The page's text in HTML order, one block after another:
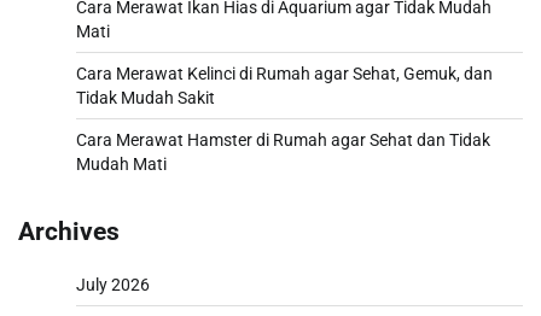
Cara Merawat Ikan Hias di Aquarium agar Tidak Mudah
Mati
Cara Merawat Kelinci di Rumah agar Sehat, Gemuk, dan
Tidak Mudah Sakit
Cara Merawat Hamster di Rumah agar Sehat dan Tidak
Mudah Mati
Archives
July 2026